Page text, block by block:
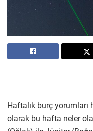
Haftalık burç yorumları
olarak bu hafta neler